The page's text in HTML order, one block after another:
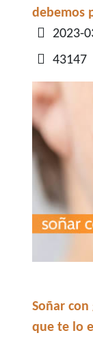
debemos
Detalles
2023-
43147
Soñar
que te lo